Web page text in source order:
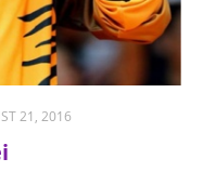
21, 2016